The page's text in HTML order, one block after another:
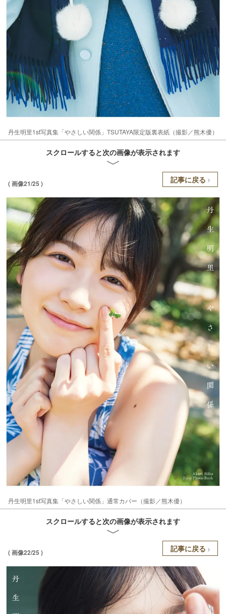
丹生明里1st写真集「やさしい関係」TSUTAYA限定版裏表紙（撮影／熊木優）
スクロールすると次の画像が表示されます
( 画像21/25 ) 記事に戻る
丹生明里1st写真集「やさしい関係」通常カバー（撮影／熊木優）
スクロールすると次の画像が表示されます
( 画像22/25 ) 記事に戻る